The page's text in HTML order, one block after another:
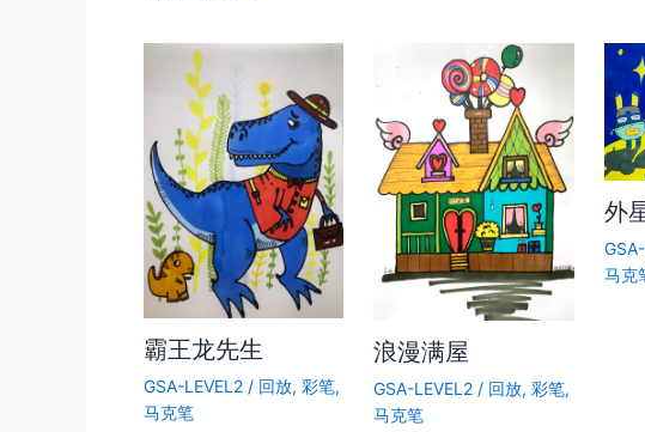
霸王龙先生
GSA-LEVEL2 / 回放, 彩笔,
马克笔
浪漫满屋
GSA-LEVEL2 / 回放,彩笔,
马克笔
外
马克